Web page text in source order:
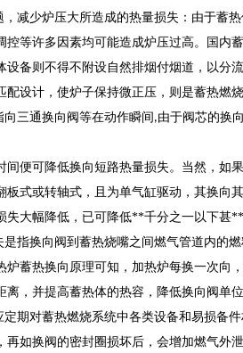
减少炉压大所造成的热量损失：由于蓄
等许多因素均可能造成炉压过高。国
备则不得不附设自然排烟付烟道，以分
设计，使炉子保持微正压，则是蓄热燃
三通换向阀等在动作瞬间 ,由于阀芯的换
便可降低换向短路热量损失。当然，
式或转轴式，且为单气缸驱动，其换向
大幅降低，已可降低**千分之一以下甚**
指换向阀到蓄热烧嘴之间燃气管道内
蓄热换向原理可知，加热炉每换一次向
，并提高蓄热体的热容，降低换向阀单
期对蓄热燃烧系统中各类设备和易损
如换阀的密封圈损坏后，会增加燃气外